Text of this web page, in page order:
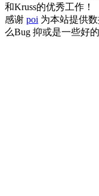
和Kruss的优秀工作！
感谢 poi 为本站提供
么Bug 抑或是一些好